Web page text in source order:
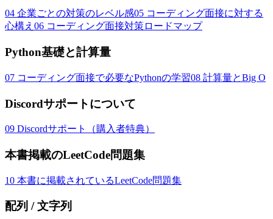
04 企業ごとの対策のレベル感05 コーディング面接に対する
心構え 06 コーディング面接対策ロードマップ
Python基礎と計算量
07 コーディング面接で必要なPythonの学習08 計算量とBig O
Discordサポートについて
09 Discordサポート（購入者特典）
本書掲載のLeetCode問題集
10 本書に掲載されているLeetCode問題集
配列 / 文字列